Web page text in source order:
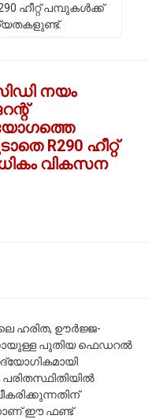
നയം
R290 ഹീറ്റ്
വികസന
ഹരിത, ഊർജ്ജ-
പുതിയ ഫെഡറൽ
ഈ ഫണ്ട്